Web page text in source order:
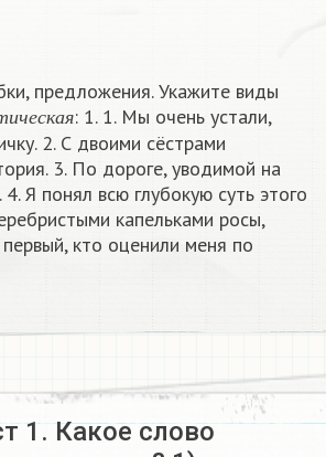
предложения. Укажите виды
и ч е ск ая
матическая
: 1. 1. Мы очень устали,
2. С двоими сёстрами
3. По дороге, уводимой на
Я понял всю глубокую суть этого
капельками росы,
кто оценили меня по
1. Какое слово